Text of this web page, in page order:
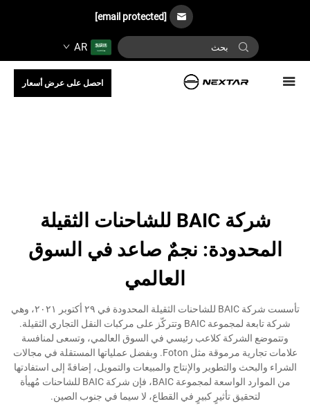
[email protected]
AR
احصل على عرض أسعار
شركة BAIC للشاحنات الثقيلة
المحدودة: نجمٌ صاعد في السوق
العالمي
تأسست شركة BAIC للشاحنات الثقيلة المحدودة في ٢٩ أكتوبر ٢٠٢١، وهي
شركة تابعة لمجموعة BAIC وتتركّز على مركبات النقل التجاري الثقيلة.
وتتموضع الشركة كلاعب رئيسي في السوق العالمي، وتسعى لمنافسة
علامات تجارية مرموقة مثل Foton. وبفضل عملياتها المستقلة في مجالات
الشراء والبحث والتطوير والإنتاج والمبيعات والتمويل، إضافةً إلى استفادتها
من الموارد الواسعة لمجموعة BAIC، فإن شركة BAIC للشاحنات مُهيأة
لتحقيق تأثيرٍ كبيرٍ في القطاع، لا سيما في جنوب الصين.